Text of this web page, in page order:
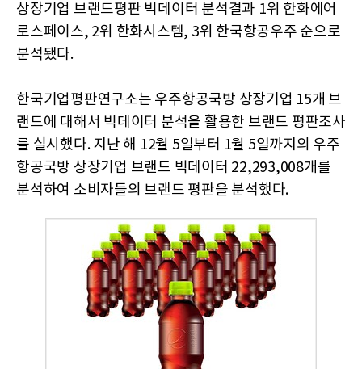
상장기업 브랜드평판 빅데이터 분석결과 1위 한화에어
로스페이스, 2위 한화시스템, 3위 한국항공우주 순으로
분석됐다.
한국기업평판연구소는 우주항공국방 상장기업 15개 브
랜드에 대해서 빅데이터 분석을 활용한 브랜드 평판조사
를 실시했다. 지난 해 12월 5일부터 1월 5일까지의 우주
항공국방 상장기업 브랜드 빅데이터 22,293,008개를
분석하여 소비자들의 브랜드 평판을 분석했다.